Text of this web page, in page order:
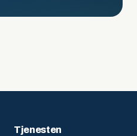
Tjenesten